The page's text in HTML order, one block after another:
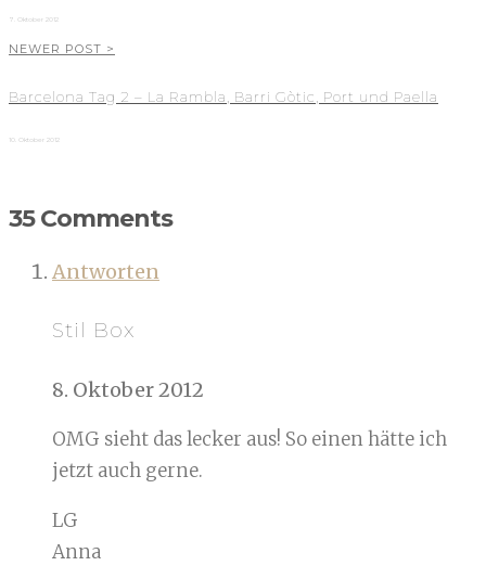
7. Oktober 2012
NEWER POST >
Barcelona Tag 2 – La Rambla, Barri Gòtic, Port und Paella
10. Oktober 2012
35 Comments
Antworten
Stil Box
8. Oktober 2012
OMG sieht das lecker aus! So einen hätte ich
jetzt auch gerne.
LG
Anna